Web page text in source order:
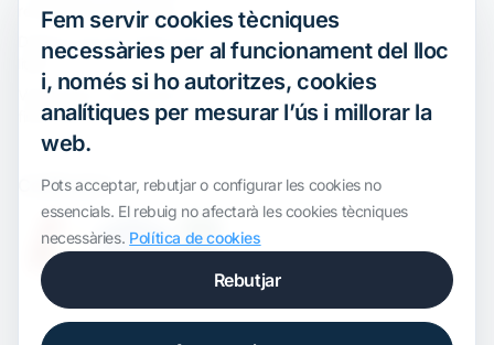
reorganització de grups
Defensa davant inspeccions i
litigis
Valoracions i operacions
financeres
Certification
Fem servir cookies tècniques
necessàries per al funcionament del lloc
i, només si ho autoritzes, cookies
analítiques per mesurar l’ús i millorar la
web.
Pots acceptar, rebutjar o configurar les cookies no
essencials. El rebuig no afectarà les cookies tècniques
necessàries. Política de cookies
Rebutjar